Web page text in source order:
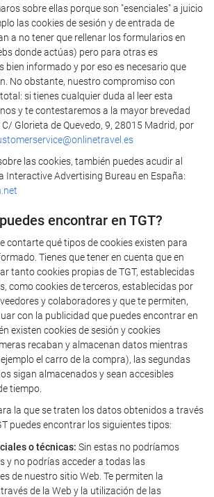
sobre ellas porque son "esenciales" a juicio
las cookies de sesión y de entrada de
a no tener que rellenar los formularios en
donde actúas) pero para otras es
bien informado y por eso es necesario que
No obstante, nuestro compromiso con
si tienes cualquier duda al leer esta
y te contestaremos a la mayor brevedad
Glorieta de Quevedo, 9, 28015 Madrid, por
las cookies, también puedes acudir al
Interactive Advertising Bureau en España:
encontrar en TGT?
contarte qué tipos de cookies existen para
Tienes que tener en cuenta que en
tanto cookies propias de TGT, establecidas
como cookies de terceros, establecidas por
y colaboradores y que te permiten,
con la publicidad que puedes encontrar en
existen cookies de sesión y cookies
recaban y almacenan datos mientras
el carro de la compra), las segundas
sigan almacenados y sean accesibles
tiempo.
la que se traten los datos obtenidos a través
puedes encontrar los siguientes tipos:
o técnicas: Sin estas no podríamos
y no podrías acceder a todas las
de nuestro sitio Web. Te permiten la
de la Web y la utilización de las